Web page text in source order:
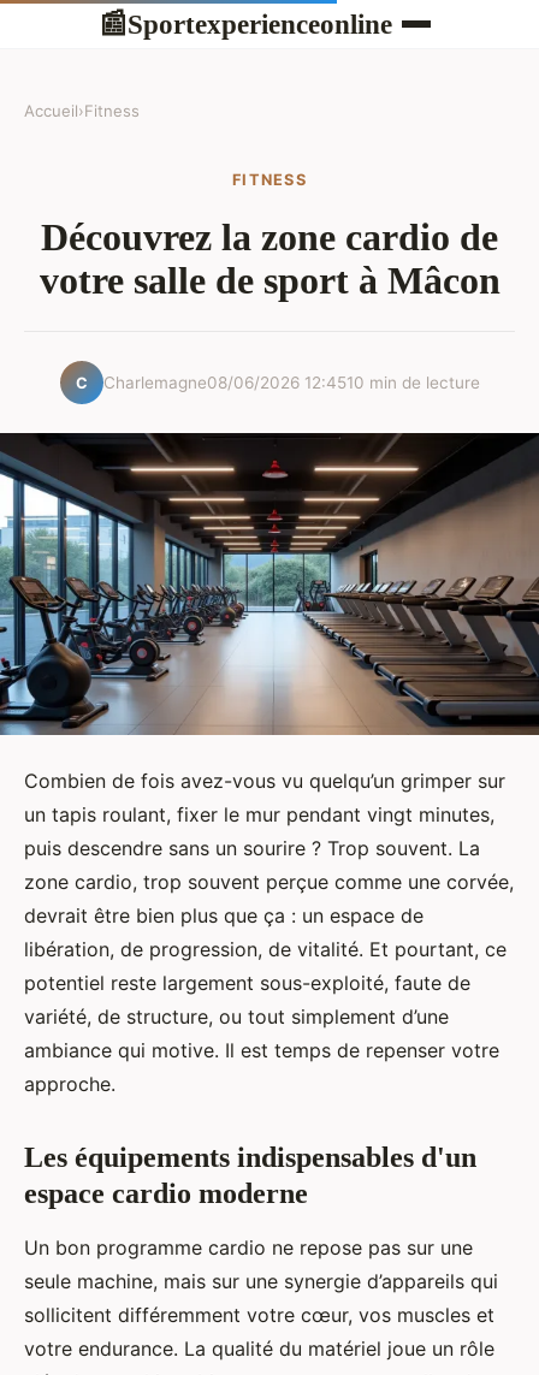
📰Sportexperienceonline
Accueil›Fitness
FITNESS
Découvrez la zone cardio de
votre salle de sport à Mâcon
C Charlemagne08/06/2026 12:4510 min de lecture
Combien de fois avez-vous vu quelqu’un grimper sur
un tapis roulant, fixer le mur pendant vingt minutes,
puis descendre sans un sourire ? Trop souvent. La
zone cardio, trop souvent perçue comme une corvée,
devrait être bien plus que ça : un espace de
libération, de progression, de vitalité. Et pourtant, ce
potentiel reste largement sous-exploité, faute de
variété, de structure, ou tout simplement d’une
ambiance qui motive. Il est temps de repenser votre
approche.
Les équipements indispensables d'un
espace cardio moderne
Un bon programme cardio ne repose pas sur une
seule machine, mais sur une synergie d’appareils qui
sollicitent différemment votre cœur, vos muscles et
votre endurance. La qualité du matériel joue un rôle